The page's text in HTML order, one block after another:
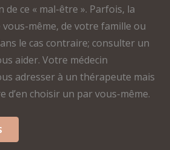
de ce « mal-être ». Parfois, la
même, de votre famille ou
le cas contraire; consulter un
aider. Votre médecin
adresser à un thérapeute mais
d’en choisir un par vous-même.